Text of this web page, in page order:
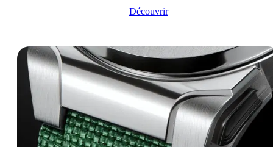
Découvrir